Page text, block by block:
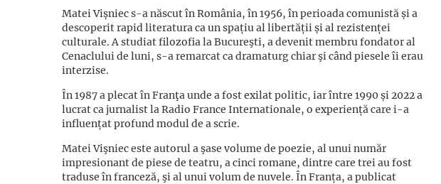
Matei Vișniec s-a născut în România, în 1956, în perioada comunistă și a
descoperit rapid literatura ca un spațiu al libertății și al rezistenței
culturale. A studiat filozofia la Bucureşti, a devenit membru fondator al
Cenaclului de luni, s-a remarcat ca dramaturg chiar şi când piesele îi erau
interzise.
În 1987 a plecat în Franţa unde a fost exilat politic, iar între 1990 și 2022 a
lucrat ca jurnalist la Radio France Internationale, o experiență care i-a
influențat profund modul de a scrie.
Matei Vişniec este autorul a şase volume de poezie, al unui număr
impresionant de piese de teatru, a cinci romane, dintre care trei au fost
traduse în franceză, şi al unui volum de nuvele. În Franța, a publicat